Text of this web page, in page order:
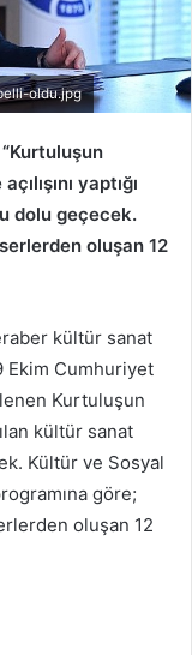
oldu.jpg
yaptığı
dolu geçecek.
oluşan 12
kültür sanat
Ekim Cumhuriyet
Kurtuluşun
kültür sanat
Kültür ve Sosyal
göre;
oluşan 12